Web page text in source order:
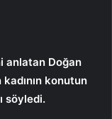
anlatan Doğan
kadının konutun
söyledi.